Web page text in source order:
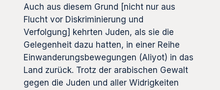
Auch aus diesem Grund [nicht nur aus
Flucht vor Diskriminierung und
Verfolgung] kehrten Juden, als sie die
Gelegenheit dazu hatten, in einer Reihe
Einwanderungsbewegungen (Aliyot) in das
Land zurück. Trotz der arabischen Gewalt
gegen die Juden und aller Widrigkeiten